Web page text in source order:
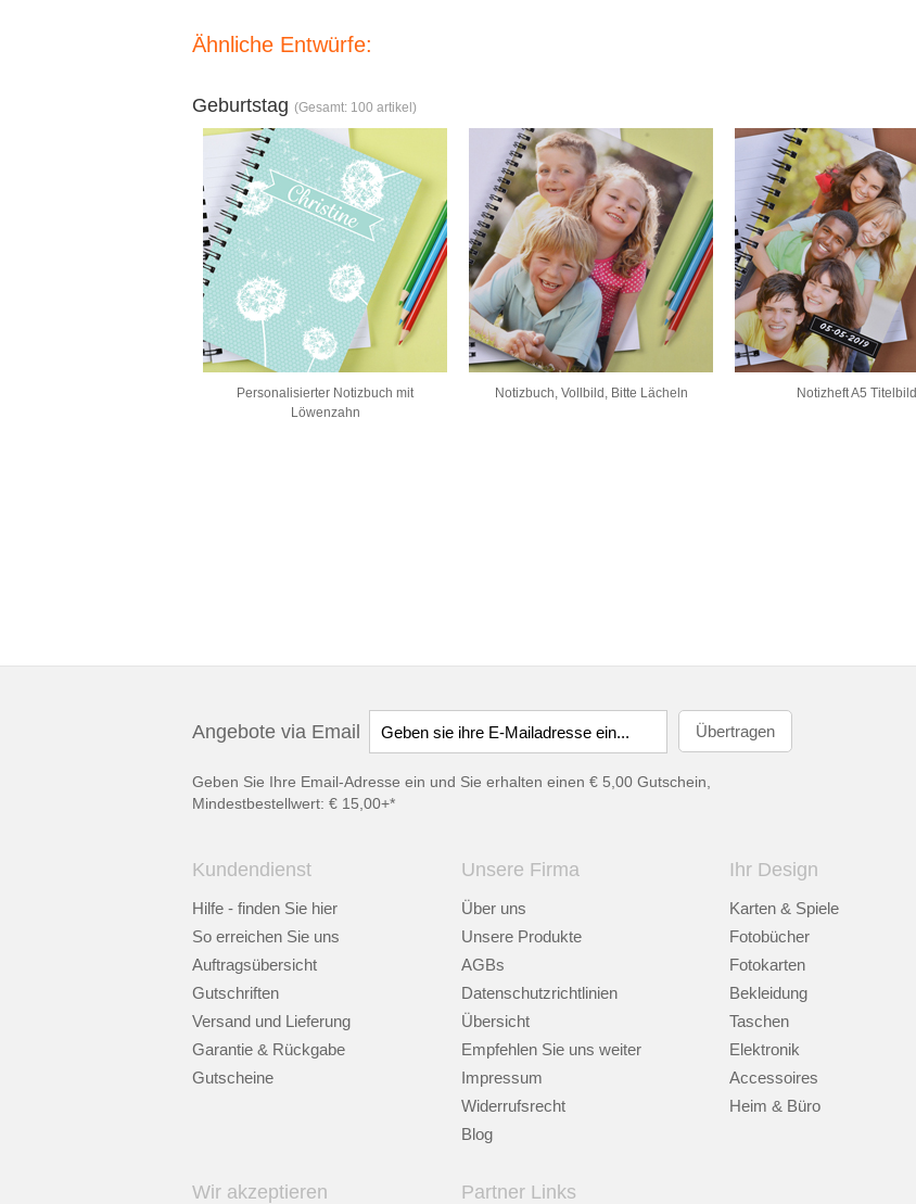
Ähnliche Entwürfe:
Geburtstag (Gesamt: 100 artikel)
Personalisierter Notizbuch mit
Löwenzahn
Notizbuch, Vollbild, Bitte Lächeln Notizheft A5 Titelbild
Angebote via Email
Geben Sie Ihre Email-Adresse ein und Sie erhalten einen € 5,00 Gutschein,
Mindestbestellwert: € 15,00+*
Kundendienst
Hilfe - finden Sie hier
So erreichen Sie uns
Auftragsübersicht
Gutschriften
Versand und Lieferung
Garantie & Rückgabe
Gutscheine
Unsere Firma
Über uns
Unsere Produkte
AGBs
Datenschutzrichtlinien
Übersicht
Empfehlen Sie uns weiter
Impressum
Widerrufsrecht
Blog
Ihr Design
Karten & Spiele
Fotobücher
Fotokarten
Bekleidung
Taschen
Elektronik
Accessoires
Heim & Büro
Wir akzeptieren Partner Links